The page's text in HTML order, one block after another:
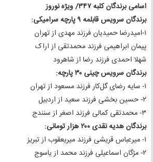
اسامی برندگان کلبه ۳۴۷/ ویژه نوروز
برندگان سرویس قابلمه ۹ پارچه سرامیکی:
۱-امیدرضا حمیدیان فرزند مهدی از تهران
پیمان ابراهیمی فرزند محمدتقی از اراک
شهلا احمدی فرزند رضا از شاهرود
برندگان سرویس چینی ۳۰ پارچه:
۱- سایه رضای گل‌کار فرزند مسعود از تهران
۲- حسین بخشی فرزند سعید از اردبیل
۳- محمدتقی کمالی فرزند اصغر از سنندج
برندگان هدیه نقدی ۲۰۰ هزار تومانی:
۱- میرعباس قریشی فرزند میریعقوب از تبریز
۲- مژگان اسماعیلی فرزند محمد از یاسوج